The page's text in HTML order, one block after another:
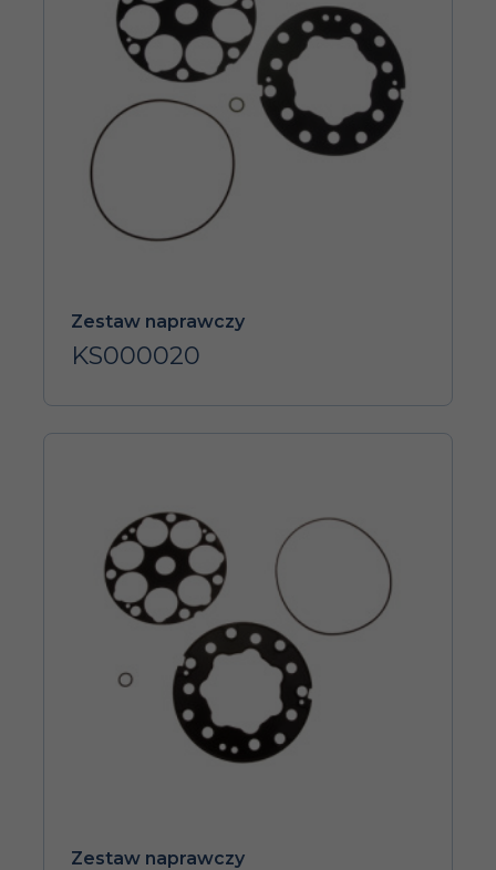
Zestaw naprawczy
KS000020
Zestaw naprawczy